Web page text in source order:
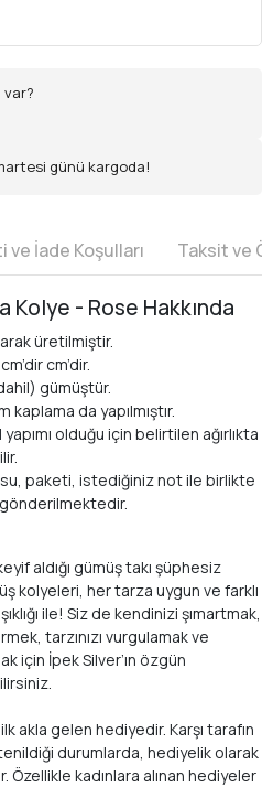
var?
günü kargoda!
ve İade Koşulları Taksit ve
Kolye - Rose Hakkında
üretilmiştir.
cm’dir.
gümüştür.
kaplama da yapılmıştır.
olduğu için belirtilen ağırlıkta
paketi, istediğiniz not ile birlikte
aldığı gümüş takı şüphesiz
kolyeleri, her tarza uygun ve farklı
ile! Siz de kendinizi şımartmak,
tarzınızı vurgulamak ve
için İpek Silver’ın özgün
akla gelen hediyedir. Karşı tarafın
durumlarda, hediyelik olarak
kadınlara alınan hediyeler